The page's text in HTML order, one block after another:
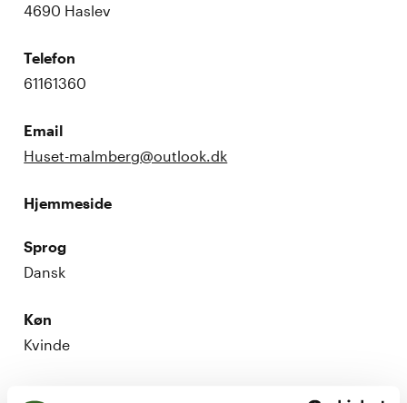
4690 Haslev
Telefon
61161360
Email
Huset-malmberg@outlook.dk
Hjemmeside
Sprog
Dansk
Køn
Kvinde